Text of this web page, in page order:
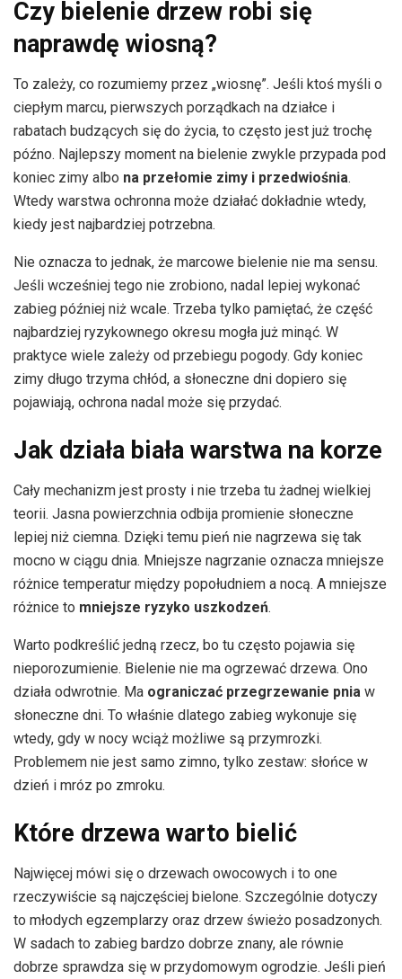
Czy bielenie drzew robi się
naprawdę wiosną?
To zależy, co rozumiemy przez „wiosnę”. Jeśli ktoś myśli o
ciepłym marcu, pierwszych porządkach na działce i
rabatach budzących się do życia, to często jest już trochę
późno. Najlepszy moment na bielenie zwykle przypada pod
koniec zimy albo na przełomie zimy i przedwiośnia.
Wtedy warstwa ochronna może działać dokładnie wtedy,
kiedy jest najbardziej potrzebna.
Nie oznacza to jednak, że marcowe bielenie nie ma sensu.
Jeśli wcześniej tego nie zrobiono, nadal lepiej wykonać
zabieg później niż wcale. Trzeba tylko pamiętać, że część
najbardziej ryzykownego okresu mogła już minąć. W
praktyce wiele zależy od przebiegu pogody. Gdy koniec
zimy długo trzyma chłód, a słoneczne dni dopiero się
pojawiają, ochrona nadal może się przydać.
Jak działa biała warstwa na korze
Cały mechanizm jest prosty i nie trzeba tu żadnej wielkiej
teorii. Jasna powierzchnia odbija promienie słoneczne
lepiej niż ciemna. Dzięki temu pień nie nagrzewa się tak
mocno w ciągu dnia. Mniejsze nagrzanie oznacza mniejsze
różnice temperatur między popołudniem a nocą. A mniejsze
różnice to mniejsze ryzyko uszkodzeń.
Warto podkreślić jedną rzecz, bo tu często pojawia się
nieporozumienie. Bielenie nie ma ogrzewać drzewa. Ono
działa odwrotnie. Ma ograniczać przegrzewanie pnia w
słoneczne dni. To właśnie dlatego zabieg wykonuje się
wtedy, gdy w nocy wciąż możliwe są przymrozki.
Problemem nie jest samo zimno, tylko zestaw: słońce w
dzień i mróz po zmroku.
Które drzewa warto bielić
Najwięcej mówi się o drzewach owocowych i to one
rzeczywiście są najczęściej bielone. Szczególnie dotyczy
to młodych egzemplarzy oraz drzew świeżo posadzonych.
W sadach to zabieg bardzo dobrze znany, ale równie
dobrze sprawdza się w przydomowym ogrodzie. Jeśli pień